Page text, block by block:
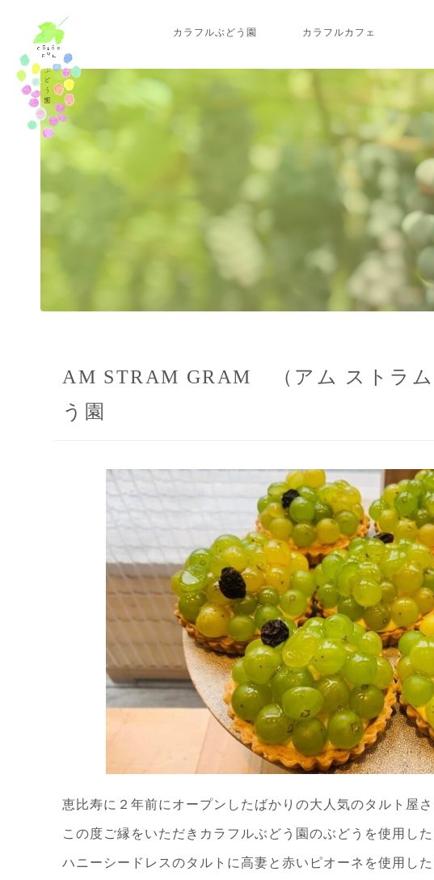
カラフルぶどう園 カラフルカフェ
AM STRAM GRAM （アム ストラ
う園
恵比寿に２年前にオープンしたばかりの大人気のタルト屋
この度ご縁をいただきカラフルぶどう園のぶどうを使用し
ハニーシードレスのタルトに高妻と赤いピオーネを使用した